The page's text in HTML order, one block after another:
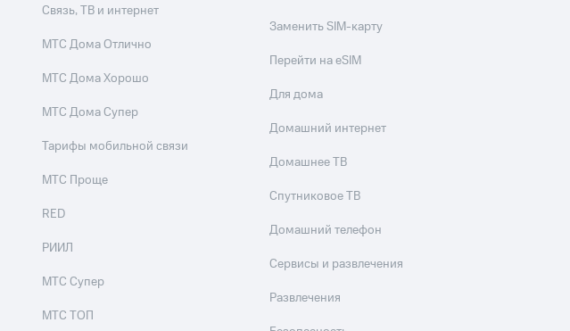
Связь, ТВ и интернет
МТС Дома Отлично
МТС Дома Хорошо
МТС Дома Супер
Тарифы мобильной связи
МТС Проще
RED
РИИЛ
МТС Супер
МТС ТОП
Заменить SIM-карту
Перейти на eSIM
Для дома
Домашний интернет
Домашнее ТВ
Спутниковое ТВ
Домашний телефон
Сервисы и развлечения
Развлечения